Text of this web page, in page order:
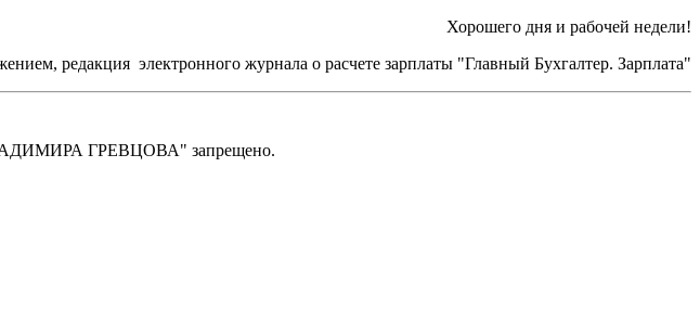
Хорошего дня и рабочей недели!
редакция электронного журнала о расчете зарплаты "Главный Бухгалтер. Зарплата"
ГРЕВЦОВА" запрещено.